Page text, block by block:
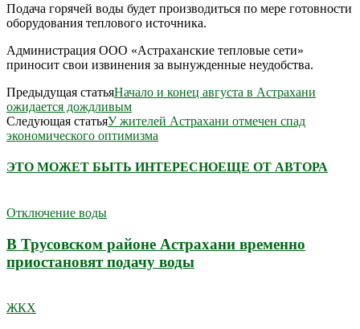
Подача горячей воды будет производиться по мере готовности
оборудования теплового источника.
Администрация ООО «Астраханские тепловые сети»
приносит свои извинения за вынужденные неудобства.
Предыдущая статьяНачало и конец августа в Астрахани
ожидается дождливым
Следующая статьяУ жителей Астрахани отмечен спад
экономического оптимизма
ЭТО МОЖЕТ БЫТЬ ИНТЕРЕСНОЕЩЕ ОТ АВТОРА
Отключение воды
В Трусовском районе Астрахани временно
приостановят подачу воды
ЖКХ